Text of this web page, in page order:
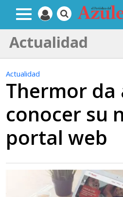
Actualidad
Actualidad
Thermor da
conocer su
portal web